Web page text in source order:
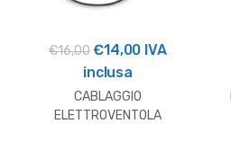
€16,00 Il
prezzo
originale
era:
€14,00Il
attuale
è:
IVA
inclusa
CABLAGGIO
ELETTROVENTOLA